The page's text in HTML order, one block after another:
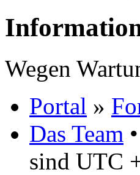
Wegen
Portal »
Das Team •
sind UTC